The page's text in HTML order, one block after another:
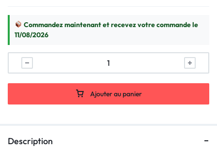
Commandez maintenant et recevez votre commande le
11/08/2026
Ajouter au panier
Description